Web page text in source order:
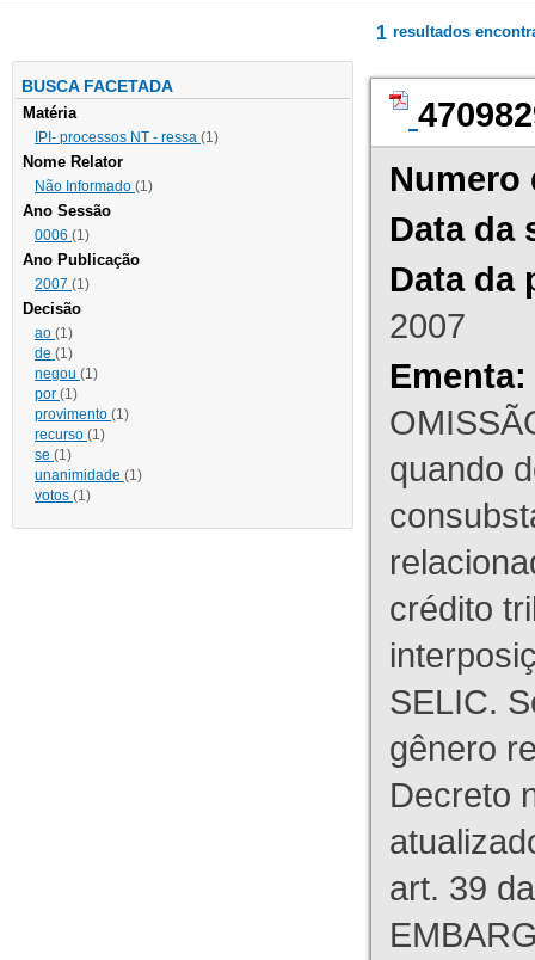
BUSCA FACETADA
Matéria
IPI- processos NT - ressa (1)
Nome Relator
Não Informado (1)
Ano Sessão
0006 (1)
Ano Publicação
2007 (1)
Decisão
ao (1)
de (1)
negou (1)
por (1)
provimento (1)
recurso (1)
se (1)
unanimidade (1)
votos (1)
1 resultados
Numero
Data da
Data da
2007
Ementa:
quando
crédito
SELIC.
gênero
Decreto
art. 39